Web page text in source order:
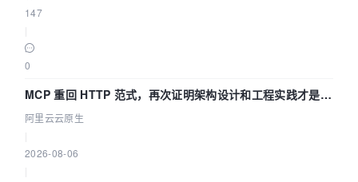
147
0
MCP 重回 HTTP 范式，再次证明架构设计和工程实践才是稀
缺资源
阿里云云原生
2026-08-06